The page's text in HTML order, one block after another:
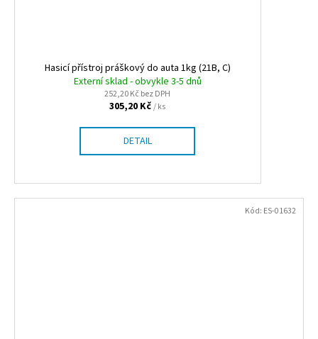
Hasicí přístroj práškový do auta 1kg (21B, C)
Externí sklad - obvykle 3-5 dnů
252,20 Kč bez DPH
305,20 Kč/ ks
DETAIL
Kód: ES-01632